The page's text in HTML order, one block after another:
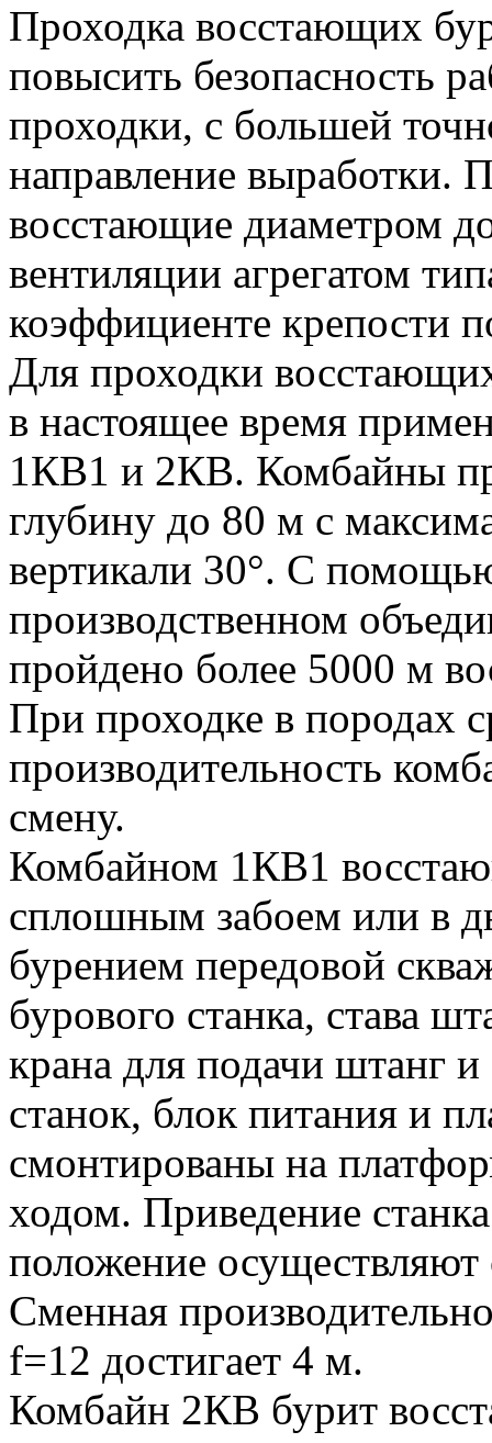
Проходка восстающих
повысить безопасность
проходки, с большей
направление выработки.
восстающие диаметром
вентиляции агрегатом
коэффициенте крепости
Для проходки
в настоящее время
1КВ1 и 2КВ. Комбайны
глубину до 80 м с
вертикали 30°. С
производственном
пройдено более 5000 м
При проходке в породах
производительность
смену.
Комбайном 1КВ1
сплошным забоем или в
бурением передовой
бурового станка, става
крана для подачи штанг
станок, блок питания и
смонтированы на
ходом. Приведение
положение
Сменная
f=12 достигает 4 м.
Комбайн 2КВ бурит